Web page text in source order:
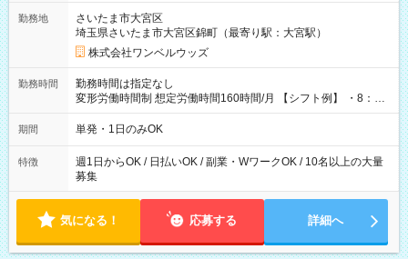
勤務地
さいたま市大宮区
埼玉県さいたま市大宮区錦町（最寄り駅：大宮駅）
株式会社ワンベルウッズ
勤務時間
勤務時間は指定なし
変形労働時間制 想定労働時間160時間/月 【シフト例】 ・8：00
～21：00
期間 単発・1日のみOK
特徴
週1日からOK / 日払いOK / 副業・WワークOK / 10名以上の大量
募集
気になる！ 応募する 詳細へ